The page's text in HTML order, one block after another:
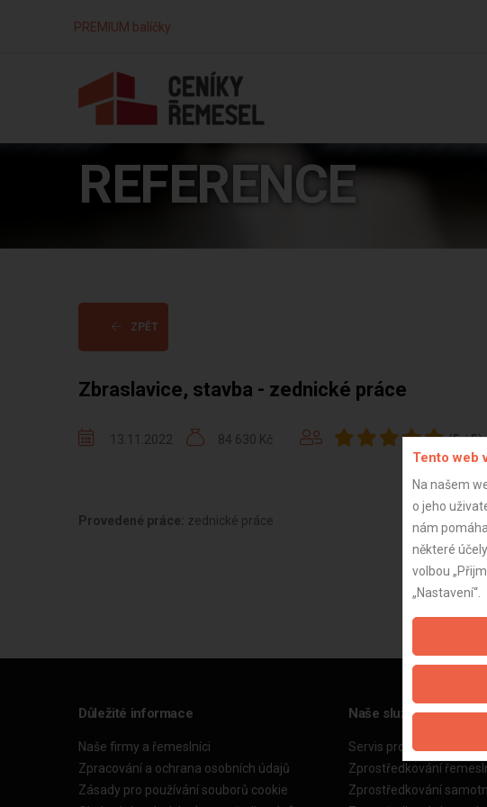
PREMIUM balíčky
REFERENCE
ZPĚT
Zbraslavice, stavba - zednické práce
13.11.2022 84 630 Kč (5/5)
Provedené práce: zednické práce
Důležité informace
Naše firmy a řemeslníci
Zpracování a ochrana osobních údajů
Zásady pro používání souborů cookie
Naše služby
Servis pro stavební firmy
Zprostředkování
Zprostředkování
Tento web
Na našem
o jeho
nám
některé
volbou
„Nastavení“.